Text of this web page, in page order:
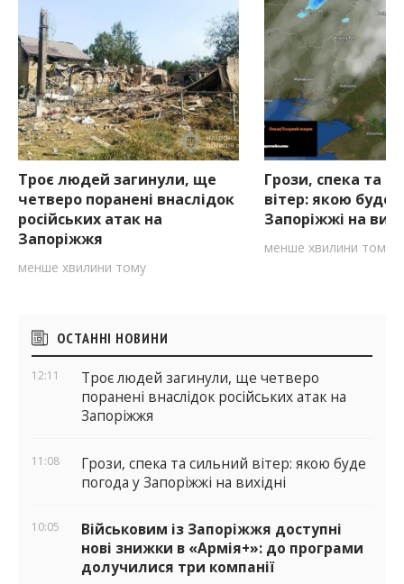
Троє людей загинули, ще
четверо поранені внаслідок
російських атак на
Запоріжжя
менше хвилини тому
Грози, спека та
вітер: якою буде
Запоріжжі на
менше хвилини тому
Бічні
віджети
ОСТАННІ НОВИНИ
12:11
Троє людей загинули, ще четверо
поранені внаслідок російських атак на
Запоріжжя
11:08
Грози, спека та сильний вітер: якою буде
погода у Запоріжжі на вихідні
10:05
Військовим із Запоріжжя доступні
нові знижки в «Армія+»: до програми
долучилися три компанії